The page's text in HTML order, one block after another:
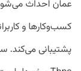
کسب‌وکارها و